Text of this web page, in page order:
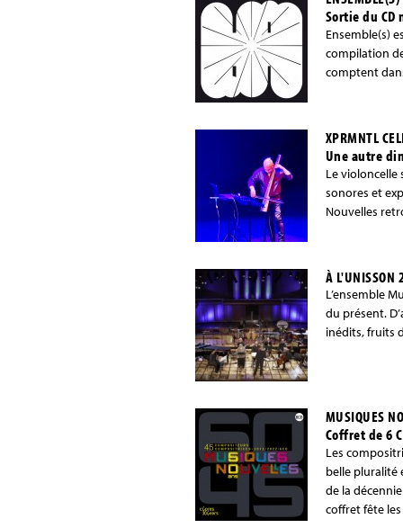
Sortie du CD
Ensemble(s)
compilation
comptent
XPRMNTL
Une autre
Le
sonores et
Nouvelles
À L'UNISSON
L’ensemble
du présent.
inédits, fruits
MUSIQUES
Coffret de 6
Les
belle pluralité
de la
coffret fête